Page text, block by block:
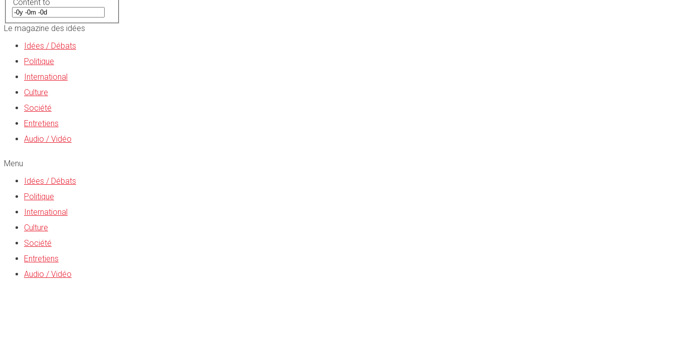
Content to
Le magazine des idées
Idées / Débats
Politique
International
Culture
Société
Entretiens
Audio / Vidéo
Menu
Idées / Débats
Politique
International
Culture
Société
Entretiens
Audio / Vidéo